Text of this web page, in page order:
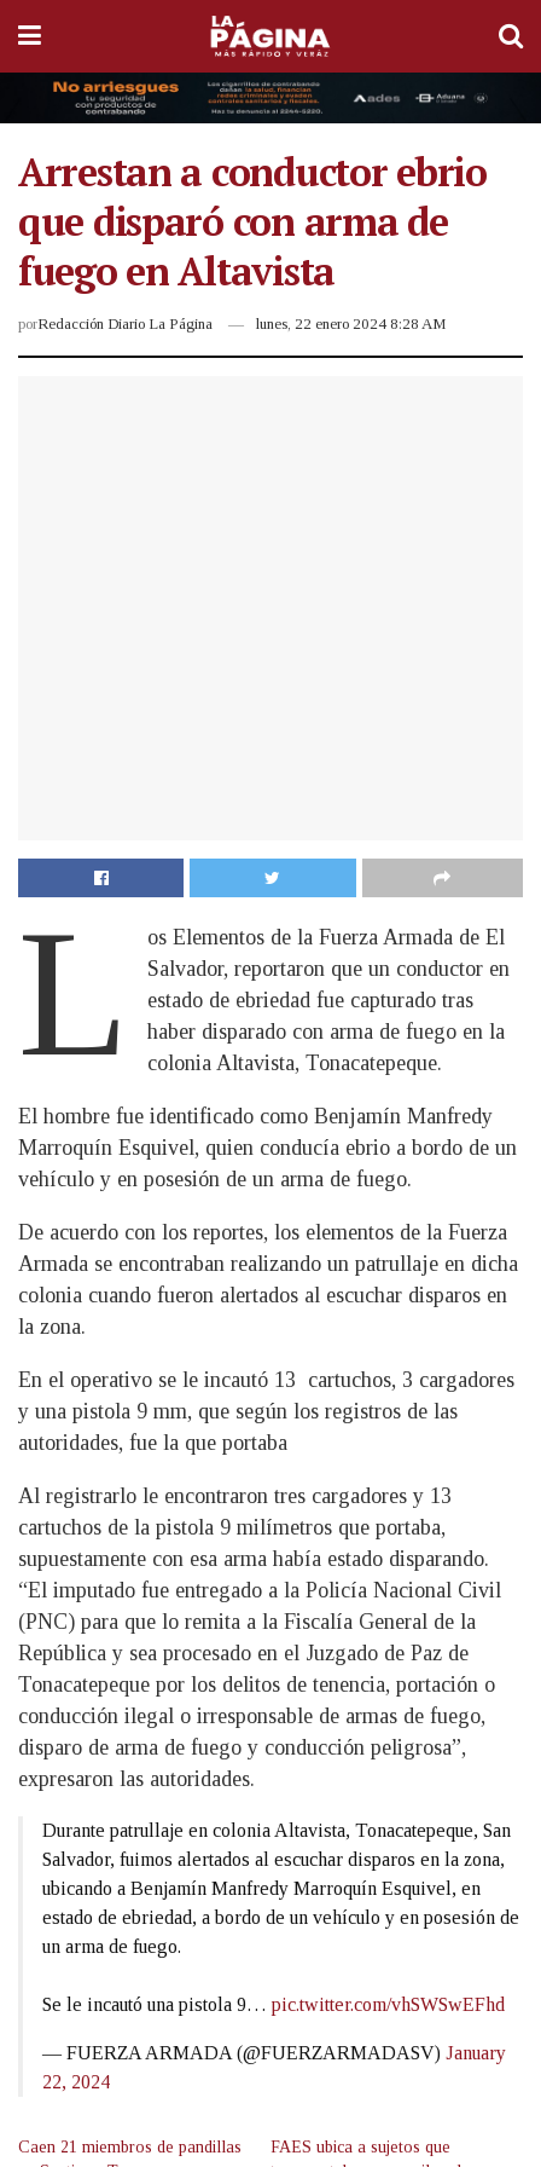
Arrestan a conductor ebrio
que disparó con arma de
fuego en Altavista
porRedacción Diario La Página lunes, 22 enero 2024 8:28 AM
L
os Elementos de la Fuerza Armada de El
Salvador, reportaron que un conductor en
estado de ebriedad fue capturado tras
haber disparado con arma de fuego en la
colonia Altavista, Tonacatepeque.
El hombre fue identificado como Benjamín Manfredy
Marroquín Esquivel, quien conducía ebrio a bordo de un
vehículo y en posesión de un arma de fuego.
De acuerdo con los reportes, los elementos de la Fuerza
Armada se encontraban realizando un patrullaje en dicha
colonia cuando fueron alertados al escuchar disparos en
la zona.
En el operativo se le incautó 13 cartuchos, 3 cargadores
y una pistola 9 mm, que según los registros de las
autoridades, fue la que portaba
Al registrarlo le encontraron tres cargadores y 13
cartuchos de la pistola 9 milímetros que portaba,
supuestamente con esa arma había estado disparando.
“El imputado fue entregado a la Policía Nacional Civil
(PNC) para que lo remita a la Fiscalía General de la
República y sea procesado en el Juzgado de Paz de
Tonacatepeque por los delitos de tenencia, portación o
conducción ilegal o irresponsable de armas de fuego,
disparo de arma de fuego y conducción peligrosa”,
expresaron las autoridades.
Durante patrullaje en colonia Altavista, Tonacatepeque, San
Salvador, fuimos alertados al escuchar disparos en la zona,
ubicando a Benjamín Manfredy Marroquín Esquivel, en
estado de ebriedad, a bordo de un vehículo y en posesión de
un arma de fuego.
Se le incautó una pistola 9… pic.twitter.com/vhSWSwEFhd
— FUERZA ARMADA (@FUERZARMADASV) January
22, 2024
Caen 21 miembros de pandillas
FAES ubica a sujetos que